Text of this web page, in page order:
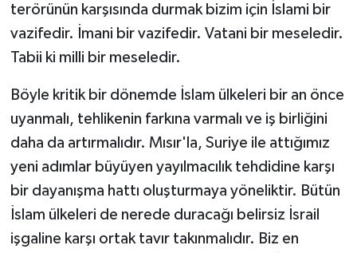
terörünün karşısında durmak bizim için İslami bir
vazifedir. İmani bir vazifedir. Vatani bir meseledir.
Tabii ki milli bir meseledir.
Böyle kritik bir dönemde İslam ülkeleri bir an önce
uyanmalı, tehlikenin farkına varmalı ve iş birliğini
daha da artırmalıdır. Mısır'la, Suriye ile attığımız
yeni adımlar büyüyen yayılmacılık tehdidine karşı
bir dayanışma hattı oluşturmaya yöneliktir. Bütün
İslam ülkeleri de nerede duracağı belirsiz İsrail
işgaline karşı ortak tavır takınmalıdır. Biz en